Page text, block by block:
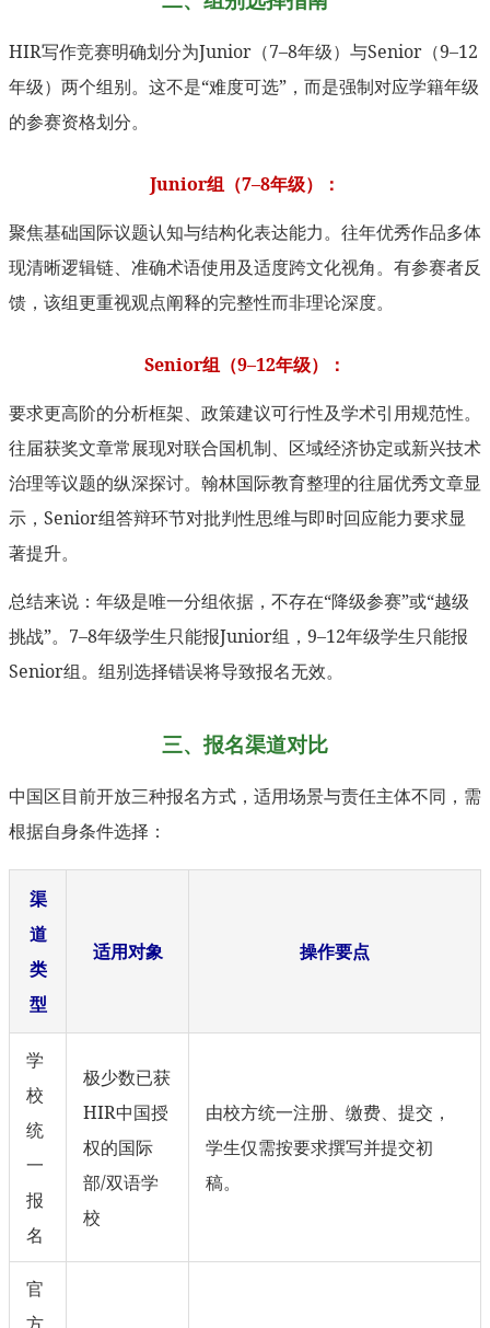
HIR写作竞赛明确划分为Junior（7–8年级）与Senior（9–12
年级）两个组别。这不是“难度可选”，而是强制对应学籍年级
的参赛资格划分。
Junior组（7–8年级）：
聚焦基础国际议题认知与结构化表达能力。往年优秀作品多体
现清晰逻辑链、准确术语使用及适度跨文化视角。有参赛者反
馈，该组更重视观点阐释的完整性而非理论深度。
Senior组（9–12年级）：
要求更高阶的分析框架、政策建议可行性及学术引用规范性。
往届获奖文章常展现对联合国机制、区域经济协定或新兴技术
治理等议题的纵深探讨。翰林国际教育整理的往届优秀文章显
示，Senior组答辩环节对批判性思维与即时回应能力要求显
著提升。
总结来说：年级是唯一分组依据，不存在“降级参赛”或“越级
挑战”。7–8年级学生只能报Junior组，9–12年级学生只能报
Senior组。组别选择错误将导致报名无效。
三、报名渠道对比
中国区目前开放三种报名方式，适用场景与责任主体不同，需
根据自身条件选择：
渠
道
类
型
适用对象 操作要点
学
校
统
一
报
名
极少数已获
HIR中国授
权的国际
部/双语学
校
由校方统一注册、缴费、提交，
学生仅需按要求撰写并提交初
稿。
官